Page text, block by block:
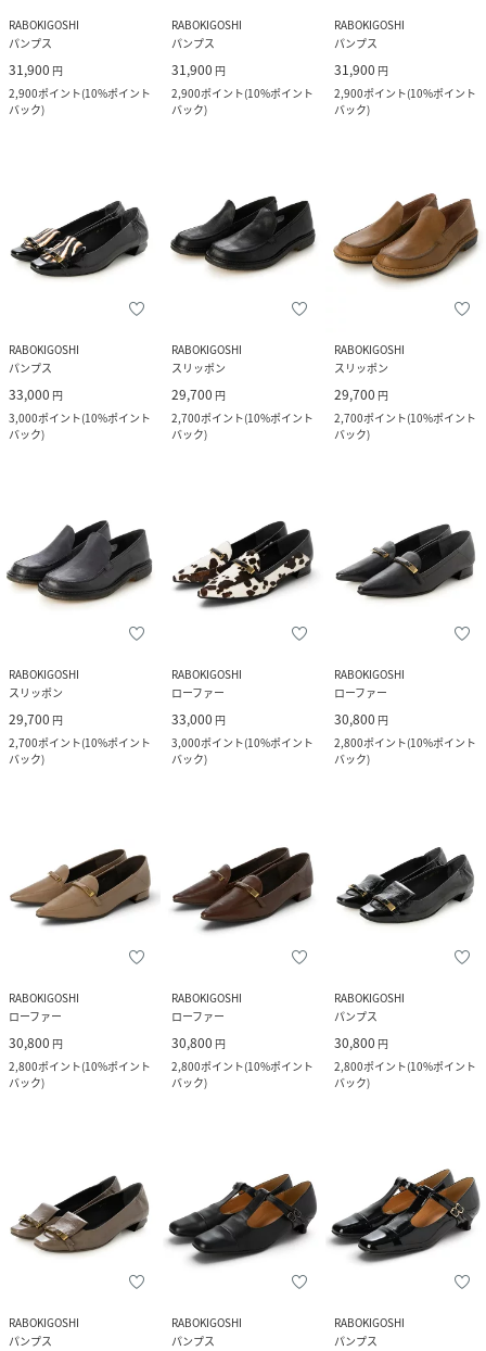
RABOKIGOSHI
パンプス
31,900 円
2,900ポイント(10%ポイント
バック)
RABOKIGOSHI
パンプス
31,900 円
2,900ポイント(10%ポイント
バック)
RABOKIGOSHI
パンプス
31,900 円
2,900ポイント(10%ポイント
バック)
RABOKIGOSHI
パンプス
33,000 円
3,000ポイント(10%ポイント
バック)
RABOKIGOSHI
スリッポン
29,700 円
2,700ポイント(10%ポイント
バック)
RABOKIGOSHI
スリッポン
29,700 円
2,700ポイント(10%ポイント
バック)
RABOKIGOSHI
スリッポン
29,700 円
2,700ポイント(10%ポイント
バック)
RABOKIGOSHI
ローファー
33,000 円
3,000ポイント(10%ポイント
バック)
RABOKIGOSHI
ローファー
30,800 円
2,800ポイント(10%ポイント
バック)
RABOKIGOSHI
ローファー
30,800 円
2,800ポイント(10%ポイント
バック)
RABOKIGOSHI
ローファー
30,800 円
2,800ポイント(10%ポイント
バック)
RABOKIGOSHI
パンプス
30,800 円
2,800ポイント(10%ポイント
バック)
RABOKIGOSHI
パンプス
RABOKIGOSHI
パンプス
RABOKIGOSHI
パンプス